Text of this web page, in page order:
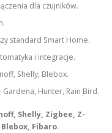
dla czujników.
standard Smart Home.
i integracje.
Shelly, Blebox.
Gardena, Hunter, Rain Bird.
Shelly, Zigbee, Z-
Fibaro.